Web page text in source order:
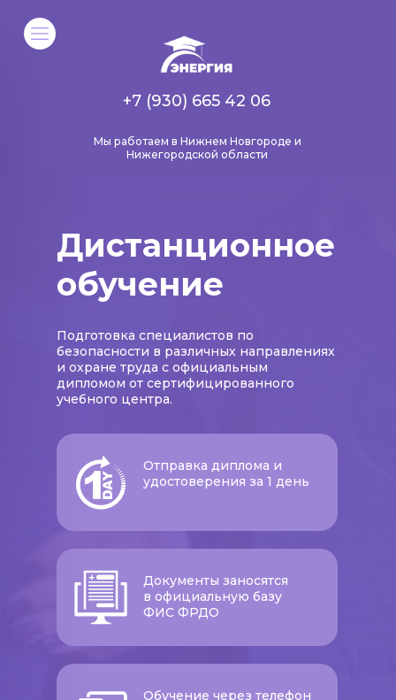
Мы работаем в Нижнем Новгороде и
Нижегородской области
+7 (930) 665 42 06
Дистанционное
обучение
Отправка диплома и
удостоверения за 1 день
Документы заносятся
в официальную базу
ФИС ФРДО
Обучение через телефон
Подготовка специалистов по
безопасности в различных направлениях
и охране труда с официальным
дипломом от сертифицированного
учебного центра.